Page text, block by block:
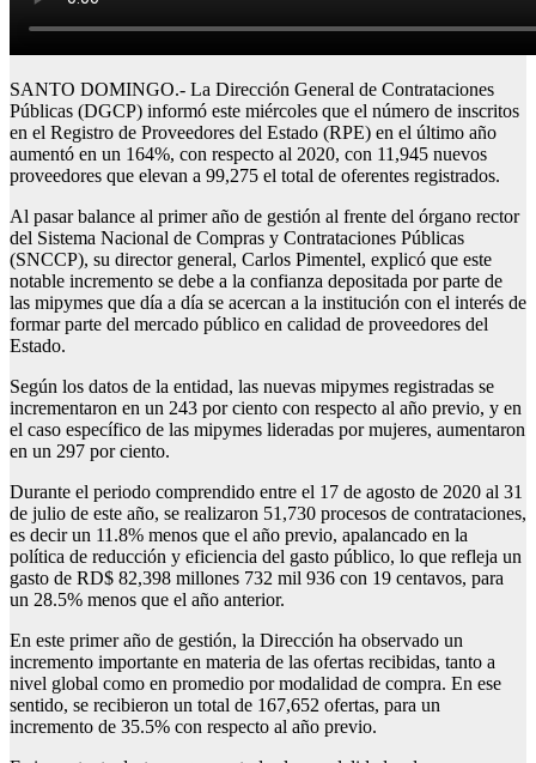
SANTO DOMINGO.- La Dirección General de Contrataciones
Públicas (DGCP) informó este miércoles que el número de inscritos
en el Registro de Proveedores del Estado (RPE) en el último año
aumentó en un 164%, con respecto al 2020, con 11,945 nuevos
proveedores que elevan a 99,275 el total de oferentes registrados.
Al pasar balance al primer año de gestión al frente del órgano rector
del Sistema Nacional de Compras y Contrataciones Públicas
(SNCCP), su director general, Carlos Pimentel, explicó que este
notable incremento se debe a la confianza depositada por parte de
las mipymes que día a día se acercan a la institución con el interés de
formar parte del mercado público en calidad de proveedores del
Estado.
Según los datos de la entidad, las nuevas mipymes registradas se
incrementaron en un 243 por ciento con respecto al año previo, y en
el caso específico de las mipymes lideradas por mujeres, aumentaron
en un 297 por ciento.
Durante el periodo comprendido entre el 17 de agosto de 2020 al 31
de julio de este año, se realizaron 51,730 procesos de contrataciones,
es decir un 11.8% menos que el año previo, apalancado en la
política de reducción y eficiencia del gasto público, lo que refleja un
gasto de RD$ 82,398 millones 732 mil 936 con 19 centavos, para
un 28.5% menos que el año anterior.
En este primer año de gestión, la Dirección ha observado un
incremento importante en materia de las ofertas recibidas, tanto a
nivel global como en promedio por modalidad de compra. En ese
sentido, se recibieron un total de 167,652 ofertas, para un
incremento de 35.5% con respecto al año previo.